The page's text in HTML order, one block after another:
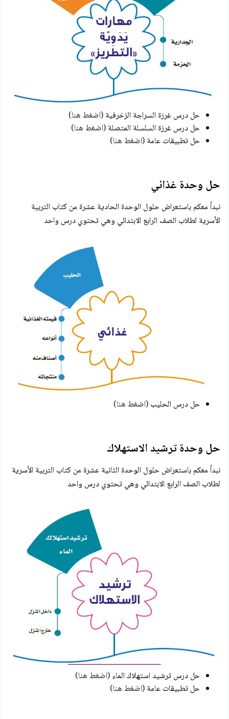
حل درس غرزة السراجة الزخرفية(اضغط هنا)
حل درس غرزة السلسلة المتصلة(اضغط هنا)
حل تطبيقات عامة(اضغط هنا)
حل وحدة غذائي
نبدأ معكم باستعراض حلول الوحدة الحادية عشرة من كتاب التربية
الأسرية لطلاب الصف الرابع الابتدائي وهي تحتوي درس واحد
حل درس الحليب(اضغط هنا)
حل وحدة ترشيد الاستهلاك
نبدأ معكم باستعراض حلول الوحدة الثانية عشرة من كتاب التربية الأسرية
لطلاب الصف الرابع الابتدائي وهي تحتوي درس واحد
حل درس ترشيد استهلاك الماء(اضغط هنا)
حل تطبيقات عامة(اضغط هنا)